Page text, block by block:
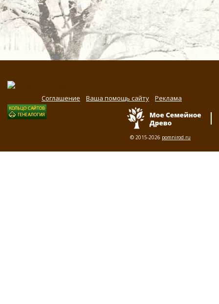
Соглашение Ваша помощь сайту Реклама
© 2015-2026 pomnirod.ru